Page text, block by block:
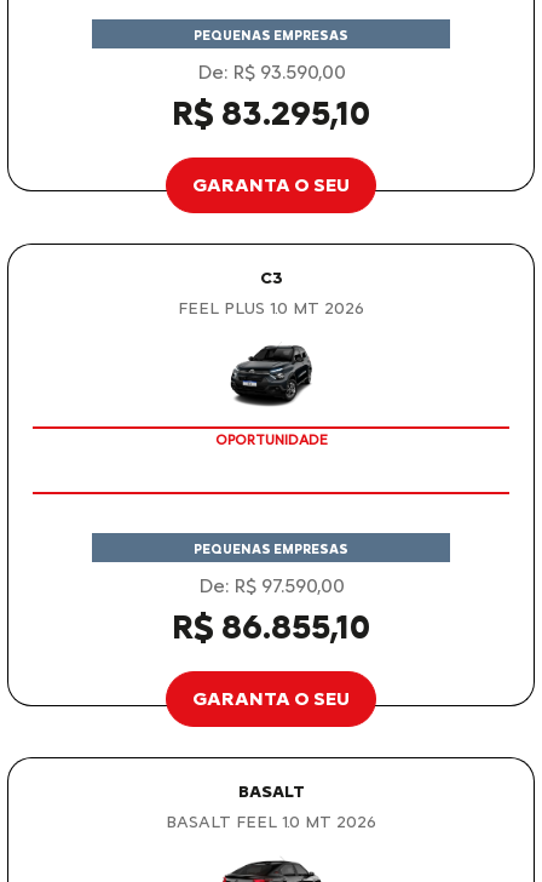
PEQUENAS EMPRESAS
De: R$ 93.590,00
R$ 83.295,10
GARANTA O SEU
C3
FEEL PLUS 1.0 MT 2026
OPORTUNIDADE
PEQUENAS EMPRESAS
De: R$ 97.590,00
R$ 86.855,10
GARANTA O SEU
BASALT
BASALT FEEL 1.0 MT 2026